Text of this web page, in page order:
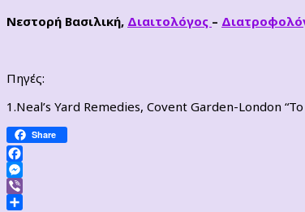
Νεστορή Βασιλική, Διαιτολόγος –
Πηγές:
1.Neal’s Yard Remedies, Covent Garden-London
Share
Facebook
Messenger
Viber